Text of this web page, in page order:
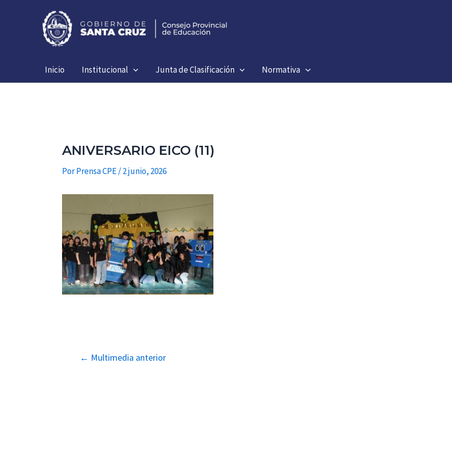
Inicio Institucional Junta de Clasificación Normativa
ANIVERSARIO EICO (11)
PorPrensa CPE/2 junio, 2026
Navegación
← Multimedia anterior